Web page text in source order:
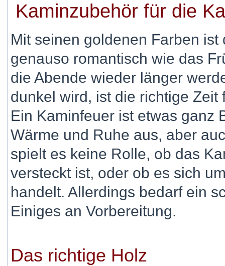
Kaminzubehör für die
Mit seinen goldenen Farben
genauso romantisch wie das
die Abende wieder länger
dunkel wird, ist die richtige
Ein Kaminfeuer ist etwas ganz
Wärme und Ruhe aus, aber
spielt es keine Rolle, ob das
versteckt ist, oder ob es sich
handelt. Allerdings bedarf ein
Einiges an Vorbereitung.
Das richtige Holz